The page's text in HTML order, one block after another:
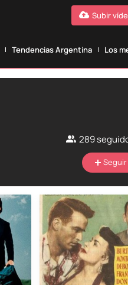
Subir
Tendencias Argentina Los
289
Seguir